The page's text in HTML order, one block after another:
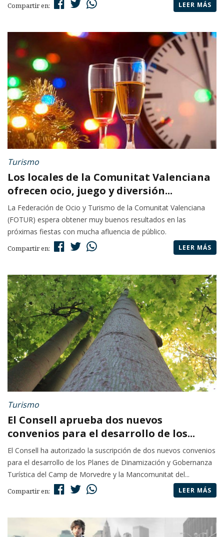
Compartir en: LEER MÁS
Turismo
Los locales de la Comunitat Valenciana
ofrecen ocio, juego y diversión...
La Federación de Ocio y Turismo de la Comunitat Valenciana
(FOTUR) espera obtener muy buenos resultados en las
próximas fiestas con mucha afluencia de público.
Compartir en: LEER MÁS
Turismo
El Consell aprueba dos nuevos
convenios para el desarrollo de los...
El Consell ha autorizado la suscripción de dos nuevos convenios
para el desarrollo de los Planes de Dinamización y Gobernanza
Turística del Camp de Morvedre y la Mancomunitat del...
Compartir en: LEER MÁS